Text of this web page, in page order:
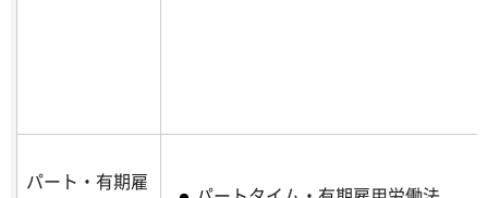
パート・有期雇